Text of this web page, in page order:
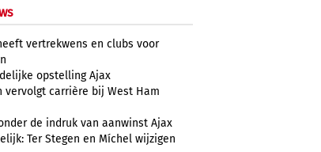
vertrekwens en clubs voor
opstelling Ajax
vervolgt carrière bij West Ham
de indruk van aanwinst Ajax
Ter Stegen en Míchel wijzigen